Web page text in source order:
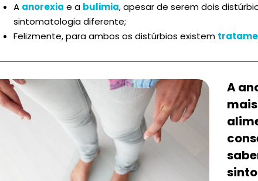
A anorexia e a bulimia, apesar de serem dois
sintomatologia diferente;
Felizmente, para ambos os distúrbios existem
A